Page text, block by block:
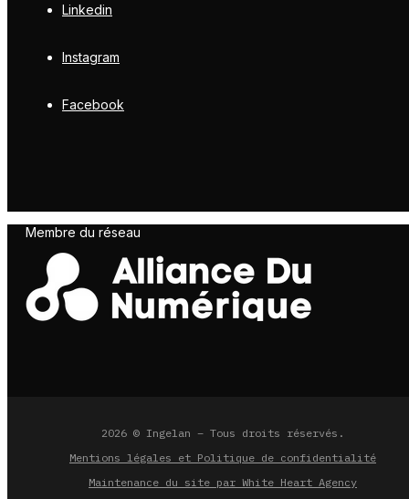
Linkedin
Instagram
Facebook
Membre du réseau
2026 © Ingelan – Tous droits réservés.
Mentions légales et Politique de confidentialité
Maintenance du site par White Heart Agency